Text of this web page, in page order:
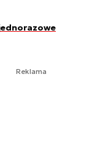
Reklama